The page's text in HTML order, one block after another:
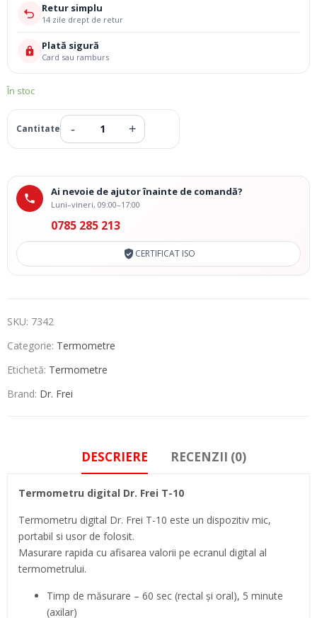
Retur simplu
14 zile drept de retur
Plată sigură
Card sau ramburs
În stoc
Ai nevoie de ajutor înainte de comandă?
Luni–vineri, 09:00–17:00
0785 285 213
CERTIFICAT ISO
SKU: 7342
Categorie: Termometre
Etichetă: Termometre
Brand: Dr. Frei
DESCRIERE RECENZII (0)
Termometru digital Dr. Frei T-10
Termometru digital Dr. Frei T-10 este un dispozitiv mic,
portabil si usor de folosit.
Masurare rapida cu afisarea valorii pe ecranul digital al
termometrului.
Timp de măsurare – 60 sec (rectal şi oral), 5 minute
(axilar)